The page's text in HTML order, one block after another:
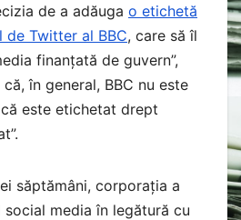
de a adăuga o etichetă
Twitter al BBC, care să îl
finanțată de guvern”,
că, în general, BBC nu este
este etichetat drept
săptămâni, corporația a
media în legătură cu